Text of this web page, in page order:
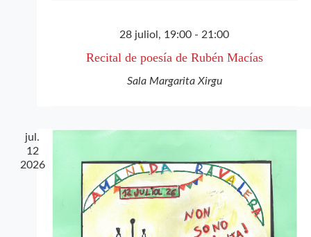
28 juliol, 19:00 - 21:00
Recital de poesía de Rubén Macías
Sala Margarita Xirgu
jul.
12
2026